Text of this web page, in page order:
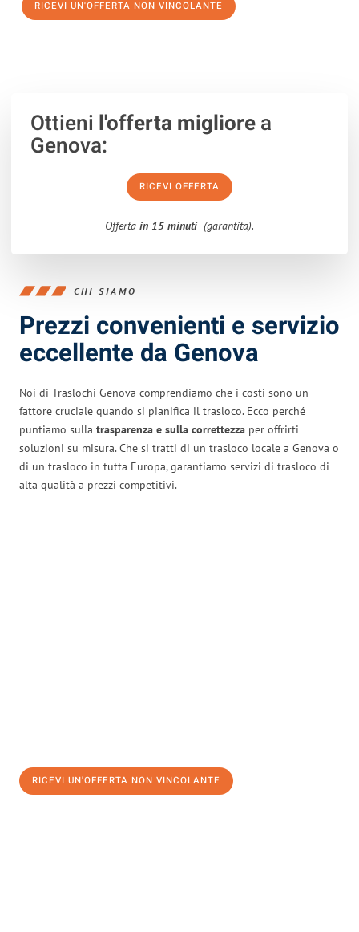
RICEVI UN'OFFERTA NON VINCOLANTE
Ottieni l'offerta migliorea
Genova:
RICEVI OFFERTA
Offerta in 15 minuti (garantita).
CHI SIAMO
Prezzi convenienti e servizio
eccellente da Genova
Noi di Traslochi Genova comprendiamo che i costi sono un
fattore cruciale quando si pianifica il trasloco. Ecco perché
puntiamo sulla trasparenza e sulla correttezza per offrirti
soluzioni su misura. Che si tratti di un trasloco locale a Genova o
di un trasloco in tutta Europa, garantiamo servizi di trasloco di
alta qualità a prezzi competitivi.
RICEVI UN'OFFERTA NON VINCOLANTE